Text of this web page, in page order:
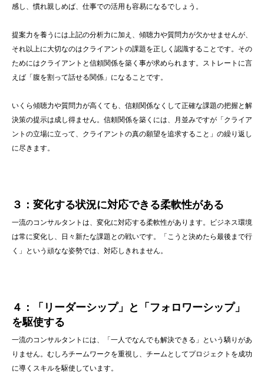
感し、慣れ親しめば、仕事での活用も容易になるでしょう。
提案力を養うには上記の分析力に加え、傾聴力や質問力が欠かせませんが、
それ以上に大切なのはクライアントの課題を正しく認識することです。その
ためにはクライアントと信頼関係を築く事が求められます。ストレートに言
えば「腹を割って話せる関係」になることです。
いくら傾聴力や質問力が高くても、信頼関係なくして正確な課題の把握と解
決策の提示は成し得ません。信頼関係を築くには、月並みですが「クライア
ントの立場に立って、クライアントの真の願望を追求すること」の繰り返し
に尽きます。
３：変化する状況に対応できる柔軟性がある
一流のコンサルタントは、変化に対応する柔軟性があります。ビジネス環境
は常に変化し、日々新たな課題との戦いです。「こうと決めたら最後まで行
く」という頑なな姿勢では、対応しきれません。
４：「リーダーシップ」と「フォロワーシップ」
を駆使する
一流のコンサルタントには、「一人でなんでも解決できる」という驕りがあ
りません。むしろチームワークを重視し、チームとしてプロジェクトを成功
に導くスキルを駆使しています。